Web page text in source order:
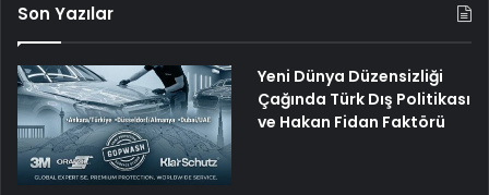
Son Yazılar
Yeni Dünya Düzensizliği
Çağında Türk Dış Politikası
ve Hakan Fidan Faktörü